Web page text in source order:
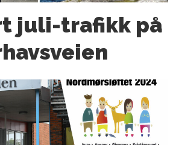
juli-trafikk på